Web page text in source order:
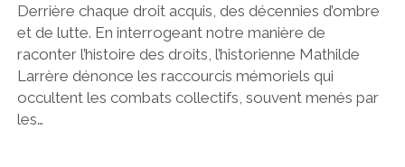
Derrière chaque droit acquis, des décennies d’ombre
et de lutte. En interrogeant notre manière de
raconter l’histoire des droits, l’historienne Mathilde
Larrère dénonce les raccourcis mémoriels qui
occultent les combats collectifs, souvent menés par
les…